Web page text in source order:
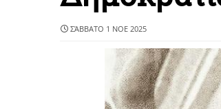
ΣΆΒΒΑΤΟ 1 ΝΟΕ 2025